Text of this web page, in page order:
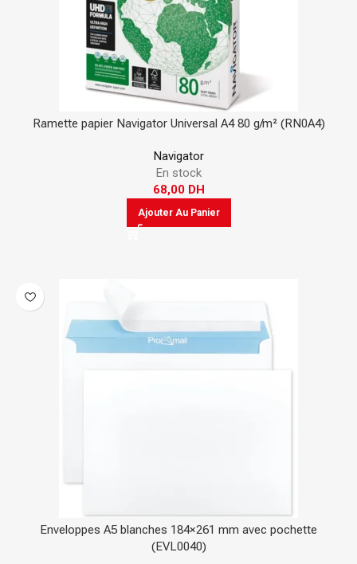
Ramette papier Navigator Universal A4 80 g/m² (RN0A4)
Navigator
En stock
68,00 DH
Ajouter Au Panier
Enveloppes A5 blanches 184×261 mm avec pochette
(EVL0040)